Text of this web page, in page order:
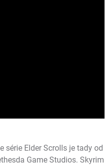
série Elder Scrolls je tady od
Game Studios. Skyrim